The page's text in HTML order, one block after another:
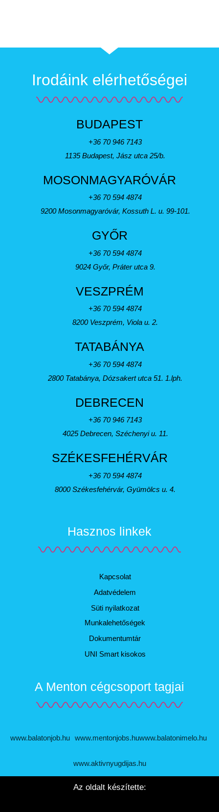
Irodáink elérhetőségei
BUDAPEST
+36 70 946 7143
1135 Budapest, Jász utca 25/b.
MOSONMAGYARÓVÁR
+36 70 594 4874
9200 Mosonmagyaróvár, Kossuth L. u. 99-101.
GYŐR
+36 70 594 4874
9024 Győr, Práter utca 9.
VESZPRÉM
+36 70 594 4874
8200 Veszprém, Viola u. 2.
TATABÁNYA
+36 70 594 4874
2800 Tatabánya, Dózsakert utca 51. 1.lph.
DEBRECEN
+36 70 946 7143
4025 Debrecen, Széchenyi u. 11.
SZÉKESFEHÉRVÁR
+36 70 594 4874
8000 Székesfehérvár, Gyümölcs u. 4.
A Menton cégcsoport tagjai
www.balatonjob.hu www.mentonjobs.huwww.balatonimelo.hu
www.aktivnyugdijas.hu
Hasznos linkek
Kapcsolat
Adatvédelem
Süti nyilatkozat
Munkalehetőségek
Dokumentumtár
UNI Smart kisokos
Az oldalt készítette: